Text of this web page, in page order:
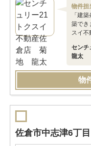
物件担
「建
築でき
スイ不
セン
龍太
物
佐倉市中志津6丁